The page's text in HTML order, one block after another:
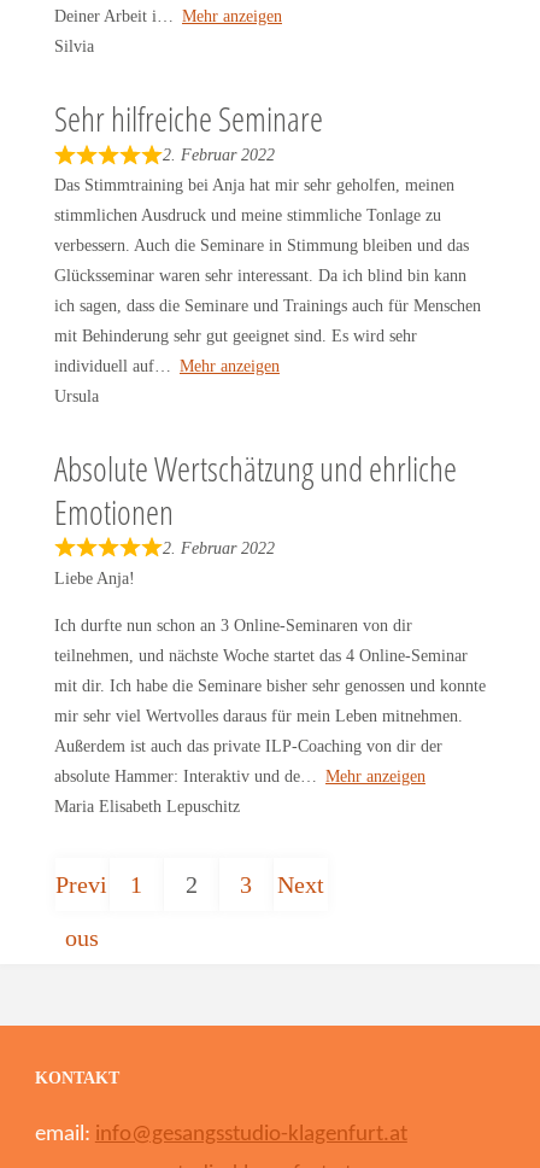
t
5
Deiner Arbeit i
Mehr anzeigen
Silvia
Sehr hilfreiche Seminare
R
5
2. Februar 2022
Das Stimmtraining bei Anja hat mir sehr geholfen, meinen
stimmlichen Ausdruck und meine stimmliche Tonlage zu
verbessern. Auch die Seminare in Stimmung bleiben und das
Glücksseminar waren sehr interessant. Da ich blind bin kann
ich sagen, dass die Seminare und Trainings auch für Menschen
mit Behinderung sehr gut geeignet sind. Es wird sehr
individuell auf
Mehr anzeigen
Ursula
Absolute Wertschätzung und ehrliche
Emotionen
R
t
e
d
5
o
u
t
2. Februar 2022
Liebe Anja!
Ich durfte nun schon an 3 Online-Seminaren von dir
teilnehmen, und nächste Woche startet das 4 Online-Seminar
mit dir. Ich habe die Seminare bisher sehr genossen und konnte
mir sehr viel Wertvolles daraus für mein Leben mitnehmen.
Außerdem ist auch das private ILP-Coaching von dir der
absolute Hammer: Interaktiv und de
Mehr anzeigen
Maria Elisabeth Lepuschitz
Navigation
für
Site
Reviews
Previ
ous
Seite
1 Seite
2 Seite
3 Next
KONTAKT
email: info@gesangsstudio-klagenfurt.at